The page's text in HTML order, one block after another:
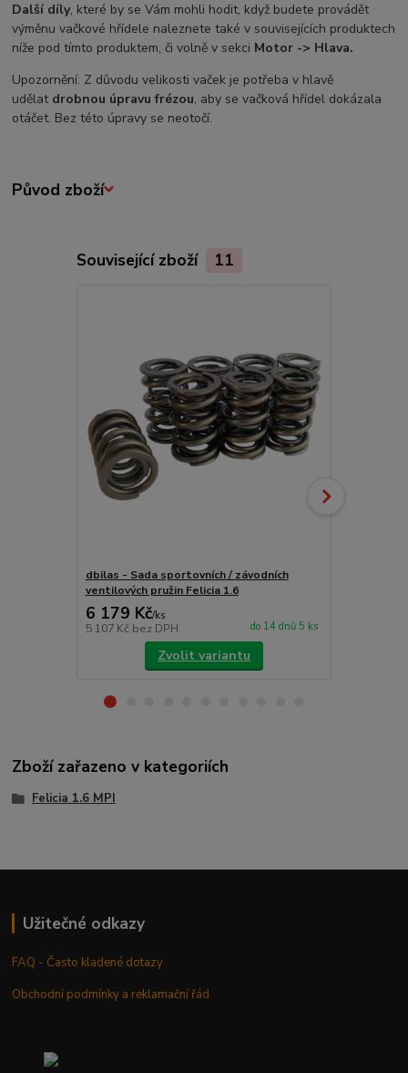
Další díly, které by se Vám mohli hodit, když budete provádět
výměnu vačkové hřídele naleznete také v souvisejících produktech
níže pod tímto produktem, či volně v sekci Motor -> Hlava.
Upozornění: Z důvodu velikosti vaček je potřeba v hlavě
udělat drobnou úpravu frézou, aby se vačková hřídel dokázala
otáčet. Bez této úpravy se neotočí.
Původ zboží
Související zboží 11
dbilas - Sada sportovních / závodních
ventilových pružin Felicia 1.6
6 179 Kč/ks
5 107 Kč bez DPH do 14 dnů 5 ks
Zvolit variantu
Zboží zařazeno v kategoriích
Felicia 1.6 MPI
Užitečné odkazy
FAQ - Často kladené dotazy
Obchodní podmínky a reklamační řád